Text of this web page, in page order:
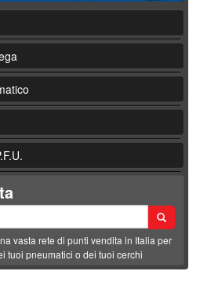
vasta rete di punti vendita in Italia per
tuoi pneumatici o dei tuoi cerchi